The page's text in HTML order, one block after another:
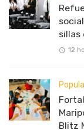
sillas
12
Blitz